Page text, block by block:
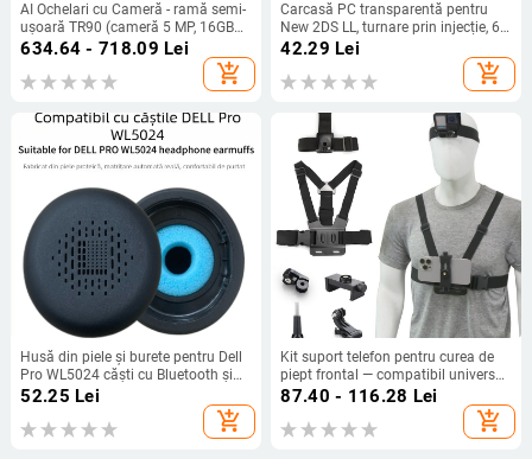
AI Ochelari cu Cameră - ramă semi-
ușoară TR90 (cameră 5 MP, 16GB
memorie, baterie 220mAh, greutate
634.64 - 718.09 Lei
add_shopping_cart
Carcasă PC transparentă pentru
New 2DS LL, turnare prin injecție, 60
g, origine Huizhou
42.29 Lei
add_shopping_cart
Husă din piele și burete pentru Dell
Pro WL5024 căști cu Bluetooth și
anulare a zgomotului
52.25 Lei
add_shopping_cart
Kit suport telefon pentru curea de
piept frontal — compatibil universal,
din plastic + bandă elastică, logo
87.40 - 116.28 Lei
add_shopping_cart